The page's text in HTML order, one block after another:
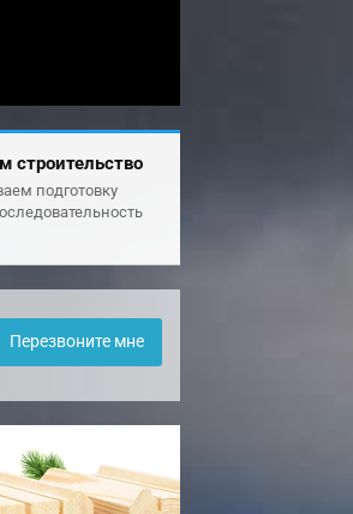
строительство
подготовку
Перезвоните мне